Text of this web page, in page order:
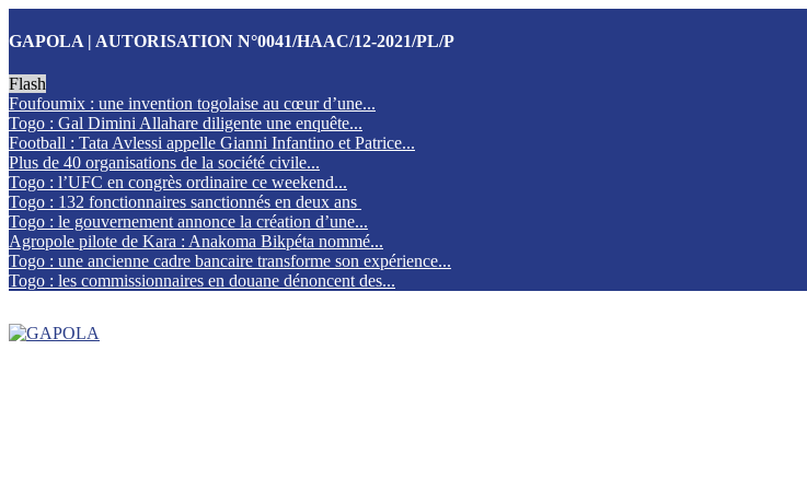
GAPOLA | AUTORISATION N°0041/HAAC/12-2021/PL/P
Flash
Foufoumix : une invention togolaise au cœur d’une...
Togo : Gal Dimini Allahare diligente une enquête...
Football : Tata Avlessi appelle Gianni Infantino et Patrice...
Plus de 40 organisations de la société civile...
Togo : l’UFC en congrès ordinaire ce weekend...
Togo : 132 fonctionnaires sanctionnés en deux ans
Togo : le gouvernement annonce la création d’une...
Agropole pilote de Kara : Anakoma Bikpéta nommé...
Togo : une ancienne cadre bancaire transforme son expérience...
Togo : les commissionnaires en douane dénoncent des...